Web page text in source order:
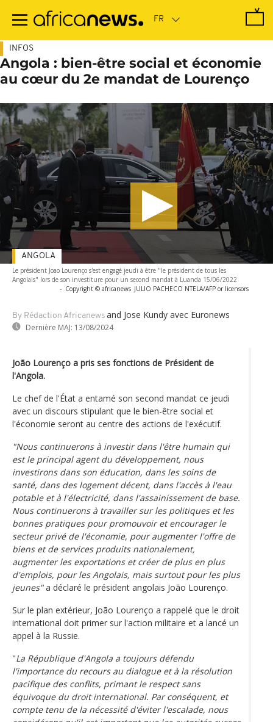
contenu
INFOS
Angola : bien-être social et économie
au cœur du 2e mandat de Lourenço
Le président Joao Lourenço s'est engagé jeudi à être "le président de tous les
Angolais" lors de son investiture pour un second mandat à Luanda 15/06/2022
- Copyright © africanews JULIO PACHECO NTELA/AFP or licensors
By Rédaction Africanews and Jose Kundy avec Euronews
Dernière MAJ: 13/08/2024
ANGOLA
João Lourenço a pris ses fonctions de Président de
l'Angola.
Le chef de l'État a entamé son second mandat ce jeudi
avec un discours stipulant que le bien-être social et
l'économie seront au centre des actions de l'exécutif.
"Nous continuerons à investir dans l'être humain qui
est le principal agent du développement, nous
investirons dans son éducation, dans les soins de
santé, dans des logement décent, dans l'accès à l'eau
potable et à l'électricité, dans l'assainissement de base.
Nous continuerons à travailler sur les politiques et les
bonnes pratiques pour promouvoir et encourager le
secteur privé de l'économie, pour augmenter l'offre de
biens et de services produits nationalement,
augmenter les exportations et créer de plus en plus
d'emplois, pour les Angolais, mais surtout pour les plus
jeunes"a déclaré le président angolais João Lourenço.
Sur le plan extérieur, João Lourenço a rappelé que le droit
international doit primer sur l'action militaire et a lancé un
appel à la Russie.
"La République d'Angola a toujours défendu
l'importance du recours au dialogue et à la résolution
pacifique des conflits, primant le respect sans
équivoque du droit international. Par conséquent, et
compte tenu de la nécessité d'éviter l'escalade, nous